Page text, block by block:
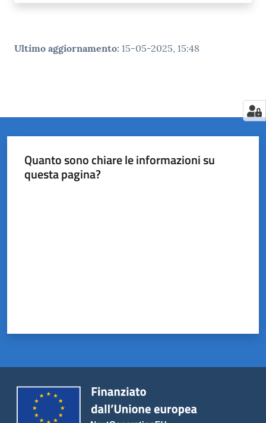
Ultimo aggiornamento: 15-05-2025, 15:48
Quanto sono chiare le informazioni su
questa pagina?